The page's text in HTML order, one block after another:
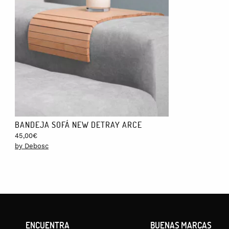
BANDEJA SOFÁ NEW DETRAY ARCE
45,00€
by Debosc
ENCUENTRA BUENAS MARCAS